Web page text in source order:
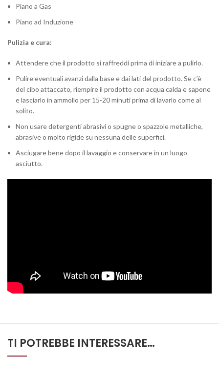
Piano a Gas
Piano ad Induzione
Pulizia e cura:
Attendere che il prodotto si raffreddi prima di iniziare a pulirlo.
Pulire eventuali avanzi dalla base e dai lati del prodotto. Se c’è
del cibo attaccato, riempire il prodotto con acqua calda e sapone
e lasciarlo in ammollo per 15-20 minuti prima di lavarlo come al
solito.
Non usare detergenti abrasivi o spugne o spazzole metalliche,
abrasive o molto rigide su nessuna delle superfici.
Asciugare bene dopo il lavaggio e conservare in un luogo
asciutto.
TI POTREBBE INTERESSARE…